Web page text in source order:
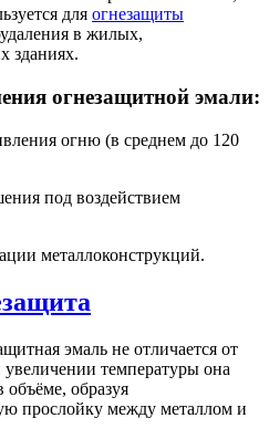
для огнезащиты
в жилых,
зданиях.
огнезащитной эмали:
огню (в среднем до 120
под воздействием
металлоконструкций.
эмаль не отличается от
температуры она
объёме, образуя
прослойку между металлом и